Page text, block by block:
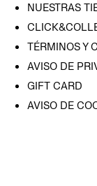
NUESTRAS
TÉRMINOS Y
AVISO DE
GIFT CARD
AVISO DE